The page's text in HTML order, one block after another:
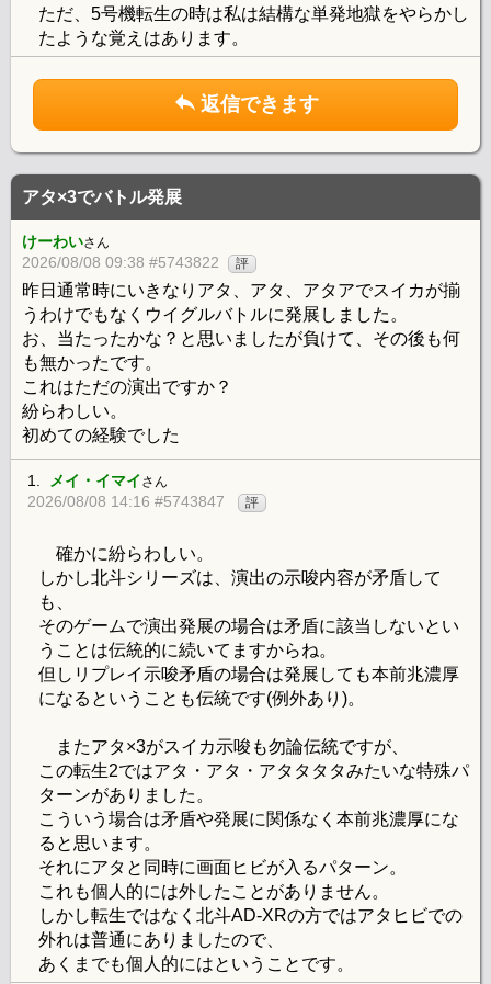
ただ、5号機転生の時は私は結構な単発地獄をやらかし
たような覚えはあります。
返信できます
アタ×3でバトル発展
けーわいさん
2026/08/08 09:38 #5743822 評
昨日通常時にいきなりアタ、アタ、アタアでスイカが揃
うわけでもなくウイグルバトルに発展しました。
お、当たったかな？と思いましたが負けて、その後も何
も無かったです。
これはただの演出ですか？
紛らわしい。
初めての経験でした
1. メイ・イマイ さん
2026/08/08 14:16 #5743847 評
確かに紛らわしい。
しかし北斗シリーズは、演出の示唆内容が矛盾して
も、
そのゲームで演出発展の場合は矛盾に該当しないとい
うことは伝統的に続いてますからね。
但しリプレイ示唆矛盾の場合は発展しても本前兆濃厚
になるということも伝統です(例外あり)。
またアタ×3がスイカ示唆も勿論伝統ですが、
この転生2ではアタ・アタ・アタタタタみたいな特殊パ
ターンがありました。
こういう場合は矛盾や発展に関係なく本前兆濃厚にな
ると思います。
それにアタと同時に画面ヒビが入るパターン。
これも個人的には外したことがありません。
しかし転生ではなく北斗AD-XRの方ではアタヒビでの
外れは普通にありましたので、
あくまでも個人的にはということです。